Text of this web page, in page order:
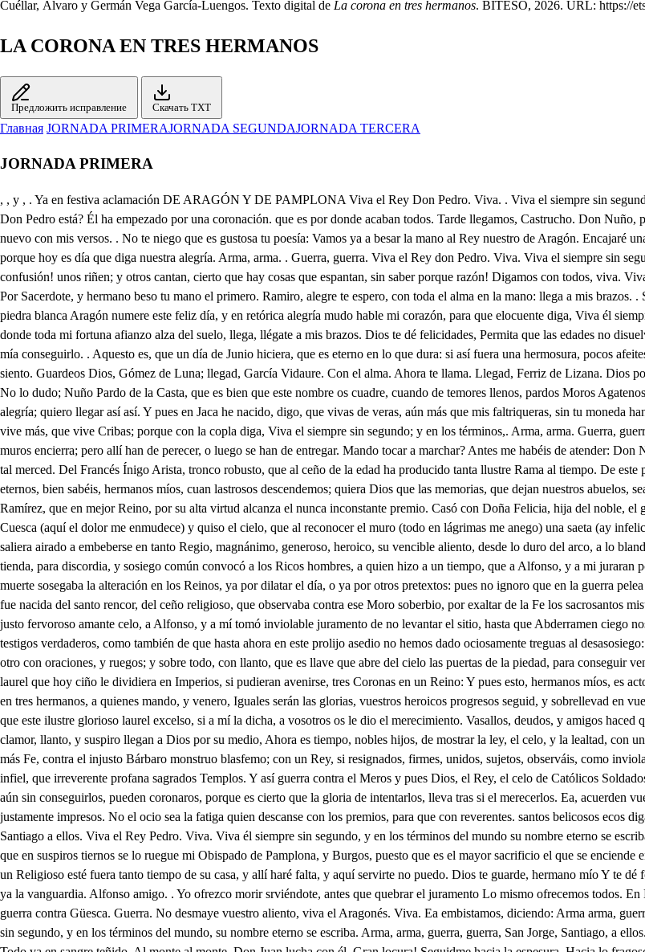
Cuéllar, Álvaro y Germán Vega García-Luengos. Texto digital de La corona en tres hermanos. BITESO, 2026. URL: https://
LA CORONA EN TRES HERMANOS
Предложить исправление Скачать TXT
Главная JORNADA PRIMERAJORNADA SEGUNDAJORNADA TERCERA
JORNADA PRIMERA
, , y , . Ya en festiva aclamación DE ARAGÓN Y DE PAMPLONA Viva el Rey Don Pedro. Viva. . Viva el siempre sin segundo, y en los términos del mundo su nombre eterno se escriba. parece que coronado Don Pedro está? Él ha empezado por una coronación. que es por donde acaban todos. Tarde llegamos, Castrucho. Don Nuño, pésame mucho; porque yo de todos modos vine de Jaca este día, a celebrar el Rey nuevo con mis versos. . No te niego que es gustosa tu poesía: Vamos ya a besar la mano al Rey nuestro de Aragón. Encajaré una canción al Rey, al Monje, o su hermano. Ya hoy de Sancho se destierra el luto, porque hoy es día que diga nuestra alegría. Arma, arma. . Guerra, guerra. Viva el Rey don Pedro. Viva. Viva el siempre sin segundo, y en los términos del mundo su eterno nombre se escriba. Hay más rara confusión! unos riñen; y otros cantan, cierto que hay cosas que espantan, sin saber porque razón! Digamos con todos, viva. Viva él siempre sin segundo, y en los términos del mundo su nombre eterno se escriba. Por Sacerdote, y hermano beso tu mano el primero. Ramiro, alegre te espero, con toda el alma en la mano: llega a mis brazos. . Señor, aunque mi ventura crece, mi indignidad no merece tan soberano favor. Con piedra blanca Aragón numere este feliz día, y en retórica alegría mudo hable mi corazón, para que elocuente diga, Viva él siempre sin segundo y en los, & Hermano Alfonso, consuelo, descanso, aliento, columna, donde toda mi fortuna afianzo alza del suelo, llega, llégate a mis brazos. Dios te dé felicidades, Permita que las edades no disuelvan estos lazos; llegad, Don Pedro Atarés. Eterno hiciera este día, si pudiera el ansia mía conseguirlo. . Aquesto es, que un día de Junio hiciera, que es eterno en lo que dura: si así fuera una hermosura, pocos afeites hubiera. De Aragón es la fortuna, cuando es el merecimiento vuestro solo, así lo siento. Guardeos Dios, Gómez de Luna; llegad, García Vidaure. Con el alma. Ahora te llama. Llegad, Ferriz de Lizana. Dios por vos su Fe restaure, Señor, mi silencio basta a ponderar, aunque mudo, mis afectos. . No lo dudo; Nuño Pardo de la Casta, que es bien que este nombre os cuadre, cuando de temores llenos, pardos Moros Agatenos ilustraron vuestro padre. Señor, Poeta nací, y en este destino día, con mi copia, y mi alegría; quiero llegar así así. Y pues en Jaca he nacido, digo, que vivas de veras, aún más que mis faltriqueras, sin tu moneda han vivido: Tanto como el Fénix vivas, y tanto, como un apodo, y para vivir lo todo, vive más, que vive Cribas; porque con la copla diga, Viva el siempre sin segundo; y en los términos,. Arma, arma. Guerra, guerra. Hay novedad? 4̱. . Nuevas tropas, que van llegando. . No pocas Huesca en sus muros encierra; pero allí han de perecer, o luego se han de entregar. Mando tocar a marchar? Antes me habéis de atender: Don Nuño, a Jaca volved, y decid a Don Fortunio, quema asista. . Su infortunio desvanece tal merced. Del Francés Ínigo Arista, tronco robusto, que al ceño de la edad ha producido tanta llustre Rama al tiempo. De este pues, progenitor, cuyo alto fecundo aliento en el campo de los siglos recogo frutos eternos, bien sabéis, hermanos míos, cuan lastrosos descendemos; quiera Dios que las memorias, que dejan nuestros abuelos, sean aún más para imitarlos, que no para conocerlos! Fue nuestro padre Don Sancho Ramírez, que en mejor Reino, por su alta virtud alcanza el nunca inconstante premio. Casó con Doña Felicia, hija del noble, el guerrero Don Argamont de Balbastro, Conde de Urgel, y honor muestro; Sitió a Cuesca (aquí el dolor me enmudece) y quiso el cielo, que al reconocer el muro (todo en lágrimas me anego) una saeta (ay infelice!) o un áspid, cuyo veneno abrigó el infiel Pagano en su obstinado sediento corazón, saliera airado a embeberse en tanto Regio, magnánimo, generoso, heroico, su vencible aliento, desde lo duro del arco, a lo blando de su pecho. Disimulando la herida, sacó la flecha del cuerpo, y retirado a su tienda, para discordia, y sosiego común convocó a los Ricos hombres, a quien hizo a un tiempo, que a Alfonso, y a mi juraran por Príncipes, y Herederos. Este fue el sosiego que nos dejó, reconociendo, que en su muerte sosegaba la alteración en los Reinos, ya por dilatar el día, o ya por otros pretextos: pues no ignoro que en la guerra pelea con más acierto la quietud de una Cabeza, que la multitud de un pueblo; La discordia fue nacida del santo rencor, del ceño religioso, que observaba contra ese Moro soberbio, por exaltar de la Fe los sacrosantos misterios, extirpando en sus Mezquitas los bárbaros sacrilegios. Movido, pues, de este justo fervoroso amante celo, a Alfonso, y a mí tomó inviolable juramento de no levantar el sitio, hasta que Abderramen ciego nos entregue a Güesca, y todos los demás vecinos pueblos. Jurámoslo así, y los más sois testigos verdaderos, como también de que hasta ahora en este prolijo asedio no hemos dado ociosamente treguas al desasosiego: Y así, mi Alfonso, y Ramiro, para esta empresa os espero, a uno con las armas, y a otro con oraciones, y ruegos; y sobre todo, con llanto, que es llave que abre del cielo las puertas de la piedad, para conseguir venciendo; que esté un pueblo peleando, cuando está un Moisés gimiendo, El sacro laurel que hoy ciño le dividiera en Imperios, si pudieran avenirse, tres Coronas en un Reino: Y pues esto, hermanos míos, es acto negado, creo, que no lo será el que ponga por conveniencia, y obsequio la Corona en tres hermanos, a quienes mando, y venero, Iguales serán las glorias, vuestros heroicos progresos seguid, y sobrellevad en vuestros hombros el peso de esta Monarquía, de este corto dilatado Imperio, conociendo que este ilustre glorioso laurel excelso, si a mí la dicha, a vosotros os le dio el merecimiento. Vasallos, deudos, y amigos haced que traigan el cuerpo de San Vitorián al campo de Alcoraz, por ver si el ruego, el clamor, llanto, y suspiro llegan a Dios por su medio, Ahora es tiempo, nobles hijos, de mostrar la ley, el